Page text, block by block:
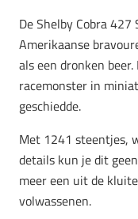
De Shelby Cobra
Amerikaanse
als een dronken
racemonster in
geschiedde.
Met 1241 steentjes,
details kun je dit
meer een uit de
volwassenen.